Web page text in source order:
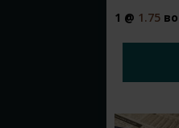
1 @ 1.75 во